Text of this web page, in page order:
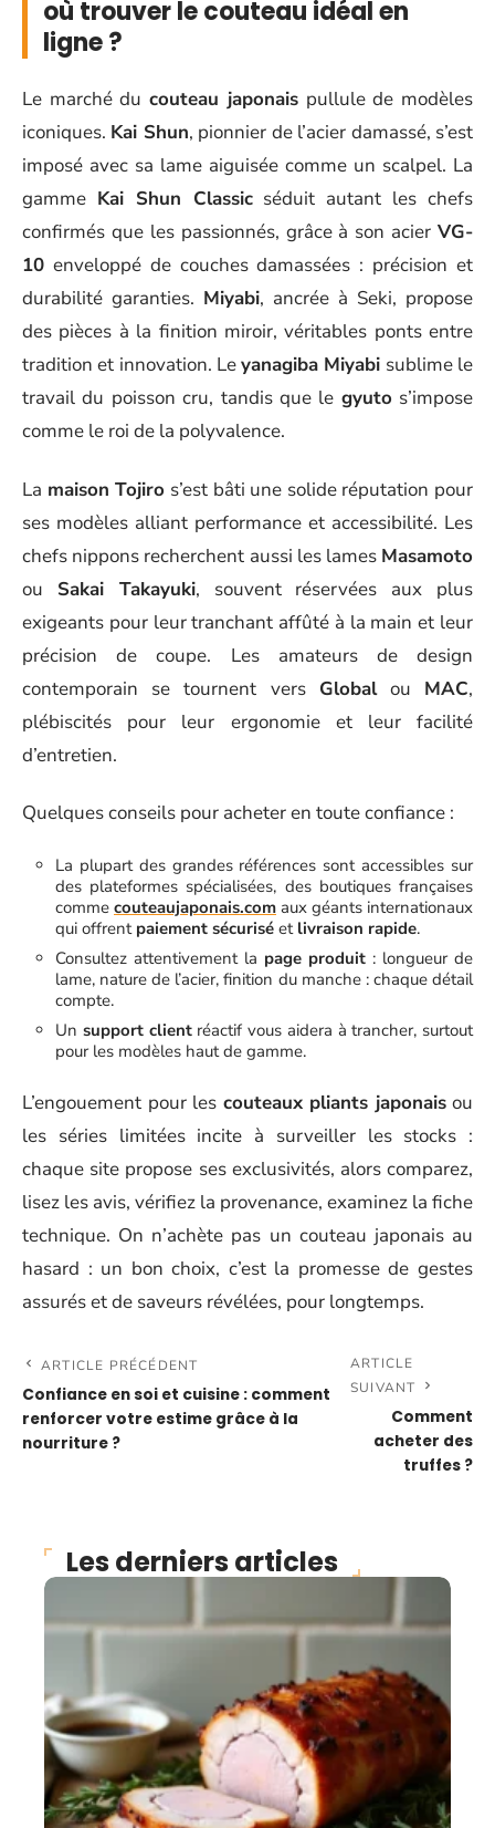
où trouver le couteau idéal en
ligne ?
Le marché ducouteau japonaispullule de modèles
iconiques. Kai Shun, pionnier de l’acier damassé, s’est
imposé avec sa lame aiguisée comme un scalpel. La
gamme Kai Shun Classicséduit autant les chefs
confirmés que les passionnés, grâce à son acier VG-
10 enveloppé de couches damassées : précision et
durabilité garanties. Miyabi, ancrée à Seki, propose
des pièces à la finition miroir, véritables ponts entre
tradition et innovation. Leyanagiba Miyabi sublime le
travail du poisson cru, tandis que le gyuto s’impose
comme le roi de la polyvalence.
La maison Tojiro s’est bâti une solide réputation pour
ses modèles alliant performance et accessibilité. Les
chefs nippons recherchent aussi les lames Masamoto
ou Sakai Takayuki, souvent réservées aux plus
exigeants pour leur tranchant affûté à la main et leur
précision de coupe. Les amateurs de design
contemporain se tournent vers Globalou MAC,
plébiscités pour leur ergonomie et leur facilité
d’entretien.
Quelques conseils pour acheter en toute confiance :
La plupart des grandes références sont accessibles sur
des plateformes spécialisées, des boutiques françaises
comme couteaujaponais.com aux géants internationaux
qui offrent paiement sécurisé et livraison rapide.
Consultez attentivement la page produit : longueur de
lame, nature de l’acier, finition du manche : chaque détail
compte.
Un support clientréactif vous aidera à trancher, surtout
pour les modèles haut de gamme.
L’engouement pour les couteaux pliants japonaisou
les séries limitées incite à surveiller les stocks :
chaque site propose ses exclusivités, alors comparez,
lisez les avis, vérifiez la provenance, examinez la fiche
technique. On n’achète pas un couteau japonais au
hasard : un bon choix, c’est la promesse de gestes
assurés et de saveurs révélées, pour longtemps.
ARTICLE PRÉCÉDENT
Confiance en soi et cuisine : comment
renforcer votre estime grâce à la
nourriture ?
ARTICLE
SUIVANT
Comment
acheter des
truffes ?
Les derniers articles